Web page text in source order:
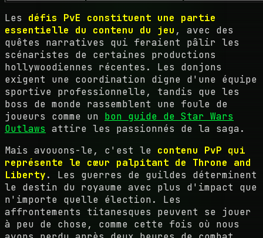
Les défis PvE constituent une partie
essentielle du contenu du jeu , avec des
quêtes narratives qui feraient pâlir les
scénaristes de certaines productions
hollywoodiennes récentes. Les donjons
exigent une coordination digne d'une équipe
sportive professionnelle, tandis que les
boss de monde rassemblent une foule de
joueurs comme un bon guide de Star Wars
Outlaws attire les passionnés de la saga.
Mais avouons-le, c'est le contenu PvP qui
représente le cœur palpitant de Throne and
Liberty. Les guerres de guildes déterminent
le destin du royaume avec plus d'impact que
n'importe quelle élection. Les
affrontements titanesques peuvent se jouer
à peu de chose, comme cette fois où nous